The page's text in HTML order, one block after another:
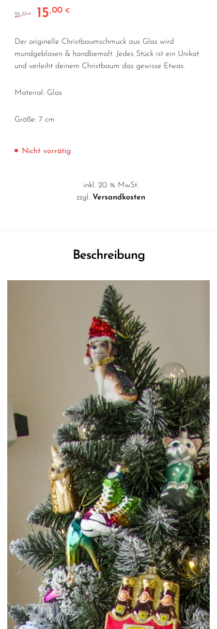
21 ,95€ Ursprünglicher Preis war: 21,95 €
15 ,00€
Der originelle Christbaumschmuck aus Glas wird
mundgeblasen & handbemalt. Jedes Stück ist ein Unikat
und verleiht deinem Christbaum das gewisse Etwas.
Material: Glas
Größe: 7 cm
Nicht vorrätig
inkl. 20 % MwSt.
zzgl. Versandkosten
Beschreibung